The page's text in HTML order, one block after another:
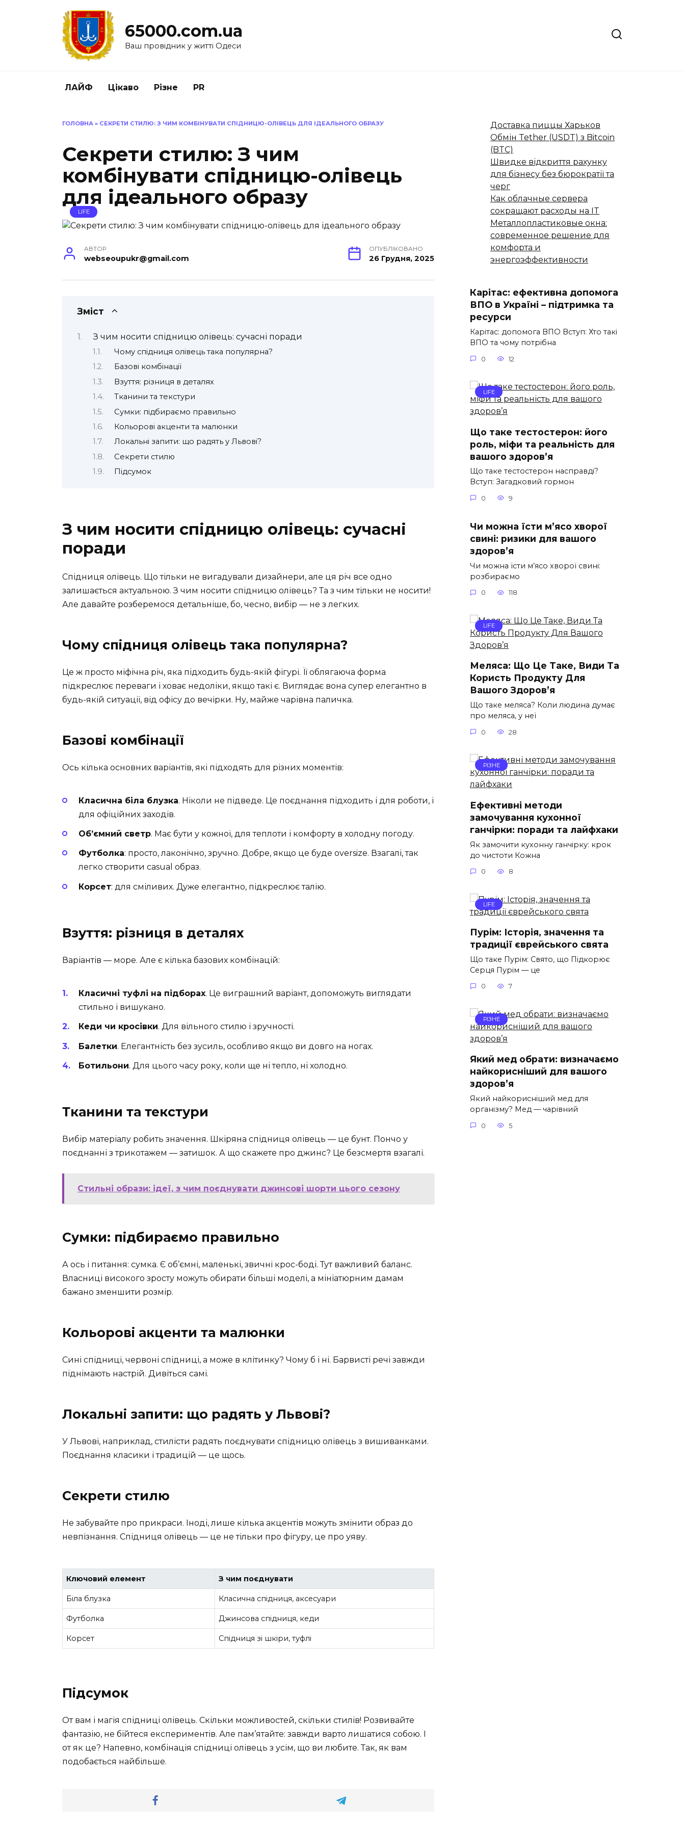
65000.com.ua
Ваш провідник у житті Одеси
ЛАЙФ Цікаво Різне PR
ГОЛОВНА » СЕКРЕТИ СТИЛЮ: З ЧИМ КОМБІНУВАТИ СПІДНИЦЮ-ОЛІВЕЦЬ ДЛЯ ІДЕАЛЬНОГО ОБРАЗУ
Секрети стилю: З чим
комбінувати спідницю-олівець
для ідеального образу
LIFE
АВТОР
webseoupukr@gmail.com
ОПУБЛІКОВАНО
26 Грудня, 2025
Зміст
З чим носити спідницю олівець: сучасні поради
Чому спідниця олівець така популярна?
Базові комбінації
Взуття: різниця в деталях
Тканини та текстури
Сумки: підбираємо правильно
Кольорові акценти та малюнки
Локальні запити: що радять у Львові?
Секрети стилю
Підсумок
З чим носити спідницю олівець: сучасні
поради
Спідниця олівець. Що тільки не вигадували дизайнери, але ця річ все одно
залишається актуальною. З чим носити спідницю олівець? Та з чим тільки не носити!
Але давайте розберемося детальніше, бо, чесно, вибір — не з легких.
Чому спідниця олівець така популярна?
Це ж просто міфічна річ, яка підходить будь-якій фігурі. Її облягаюча форма
підкреслює переваги і ховає недоліки, якщо такі є. Виглядає вона супер елегантно в
будь-якій ситуації, від офісу до вечірки. Ну, майже чарівна паличка.
Базові комбінації
Ось кілька основних варіантів, які підходять для різних моментів:
Класична біла блузка. Ніколи не підведе. Це поєднання підходить і для роботи, і
для офіційних заходів.
Об’ємний светр. Має бути у кожної, для теплоти і комфорту в холодну погоду.
Футболка: просто, лаконічно, зручно. Добре, якщо це буде oversize. Взагалі, так
легко створити casual образ.
Корсет: для сміливих. Дуже елегантно, підкреслює талію.
Взуття: різниця в деталях
Варіантів — море. Але є кілька базових комбінацій:
Класичні туфлі на підборах. Це виграшний варіант, допоможуть виглядати
стильно і вишукано.
Кеди чи кросівки. Для вільного стилю і зручності.
Балетки. Елегантність без зусиль, особливо якщо ви довго на ногах.
Ботильони. Для цього часу року, коли ще ні тепло, ні холодно.
Тканини та текстури
Вибір матеріалу робить значення. Шкіряна спідниця олівець — це бунт. Пончо у
поєднанні з трикотажем — затишок. А що скажете про джинс? Це безсмертя взагалі.
Стильні образи: ідеї, з чим поєднувати джинсові шорти цього сезону
Сумки: підбираємо правильно
А ось і питання: сумка. Є об’ємні, маленькі, звичні крос-боді. Тут важливий баланс.
Власниці високого зросту можуть обирати більші моделі, а мініатюрним дамам
бажано зменшити розмір.
Кольорові акценти та малюнки
Сині спідниці, червоні спідниці, а може в клітинку? Чому б і ні. Барвисті речі завжди
піднімають настрій. Дивіться самі.
Локальні запити: що радять у Львові?
У Львові, наприклад, стилісти радять поєднувати спідницю олівець з вишиванками.
Поєднання класики і традицій — це щось.
Секрети стилю
Не забувайте про прикраси. Іноді, лише кілька акцентів можуть змінити образ до
невпізнання. Спідниця олівець — це не тільки про фігуру, це про уяву.
Ключовий елемент З чим поєднувати
Біла блузка Класична спідниця, аксесуари
Футболка Джинсова спідниця, кеди
Корсет Спідниця зі шкіри, туфлі
Підсумок
От вам і магія спідниці олівець. Скільки можливостей, скільки стилів! Розвивайте
фантазію, не бійтеся експериментів. Але пам’ятайте: завжди варто лишатися собою. І
от як це? Напевно, комбінація спідниці олівець з усім, що ви любите. Так, як вам
подобається найбільше.
Доставка пиццы Харьков
Обмін Tether (USDT) з Bitcoin
(BTC)
Швидке відкриття рахунку
для бізнесу без бюрократії та
черг
Как облачные сервера
сокращают расходы на IT
Металлопластиковые окна:
современное решение для
комфорта и
энергоэффективности
Карітас: ефективна допомога
ВПО в Україні – підтримка та
ресурси
Карітас: допомога ВПО Вступ: Хто такі
ВПО та чому потрібна
0 12
LIFE
Що таке тестостерон: його
роль, міфи та реальність для
вашого здоров’я
Що таке тестостерон насправді?
Вступ: Загадковий гормон
0 9
Чи можна їсти м’ясо хворої
свині: ризики для вашого
здоров’я
Чи можна їсти м’ясо хворої свині:
розбираємо
0 118
LIFE
Меляса: Що Це Таке, Види Та
Користь Продукту Для
Вашого Здоров’я
Що таке меляса? Коли людина думає
про меляса, у неї
0 28
РІЗНЕ
Ефективні методи
замочування кухонної
ганчірки: поради та лайфхаки
Як замочити кухонну ганчірку: крок
до чистоти Кожна
0 8
LIFE
Пурім: Історія, значення та
традиції єврейського свята
Що таке Пурім: Свято, що Підкорює
Серця Пурім — це
0 7
РІЗНЕ
Який мед обрати: визначаємо
найкорисніший для вашого
здоров’я
Який найкорисніший мед для
організму? Мед — чарівний
0 5